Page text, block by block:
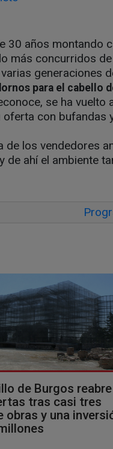
30 años montando
más concurridos
generaciones
para el cabello
se ha vuelto
oferta con
de los vendedores
de ahí el ambiente
de Burgos reabre
tras casi tres
obras y una